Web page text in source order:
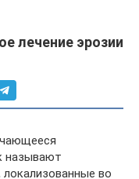
лечение эрозии
называют
во